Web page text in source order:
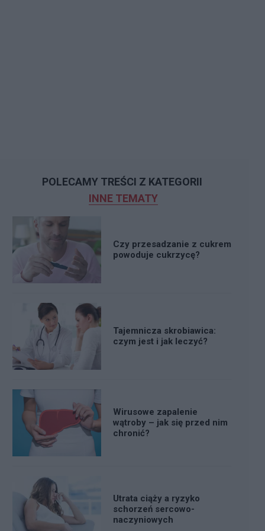
POLECAMY TREŚCI Z KATEGORII
INNE TEMATY
Czy przesadzanie z cukrem
powoduje cukrzycę?
Tajemnicza skrobiawica:
czym jest i jak leczyć?
Wirusowe zapalenie
wątroby – jak się przed nim
chronić?
Utrata ciąży a ryzyko
schorzeń sercowo-
naczyniowych